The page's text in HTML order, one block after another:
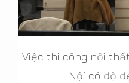
Việc thi công nội
Nội có độ